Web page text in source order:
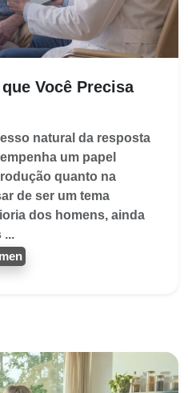
Você Precisa
natural da resposta
um papel
quanto na
de ser um tema
dos homens, ainda
...